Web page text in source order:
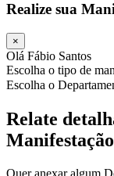
Realize sua
×
Olá Fábio Santos
Escolha o tipo de
Escolha o
Relate
Manifestação
Quer anexar algum